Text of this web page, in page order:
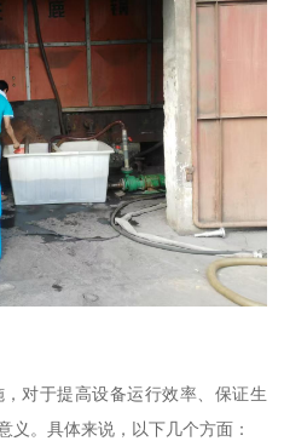
对于提高设备运行效率、保证生
义。具体来说，以下几个方面：